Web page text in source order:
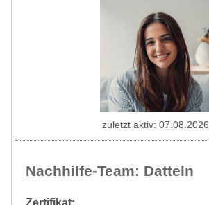
Nachhilfe-Team: Datteln
Zertifikat:
zuletzt aktiv: 07.08.2026